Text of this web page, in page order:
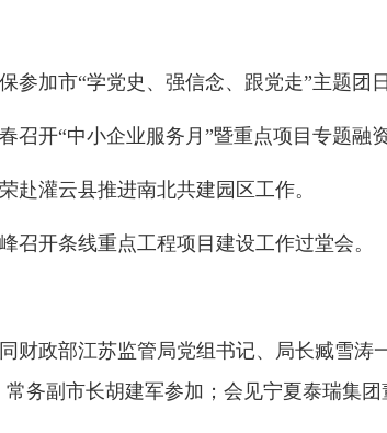
参加市“学党史、强信念、跟党走”主题团日
召开“中小企业服务月”暨重点项目专题融
赴灌云县推进南北共建园区工作。
召开条线重点工程项目建设工作过堂会。
财政部江苏监管局党组书记、局长臧雪涛
务副市长胡建军参加；会见宁夏泰瑞集团